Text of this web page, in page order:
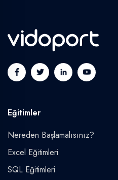
Eğitimler
Nereden Başlamalısınız?
Excel Eğitimleri
SQL Eğitimleri